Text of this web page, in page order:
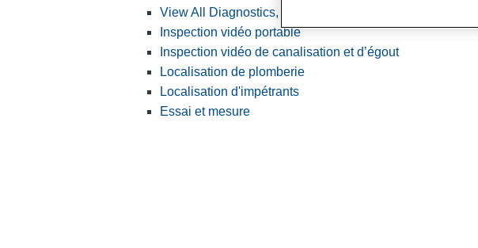
View All Diagnostics, inspection et localisation
Inspection vidéo portable
Inspection vidéo de canalisation et d’égout
Localisation de plomberie
Localisation d'impétrants
Essai et mesure